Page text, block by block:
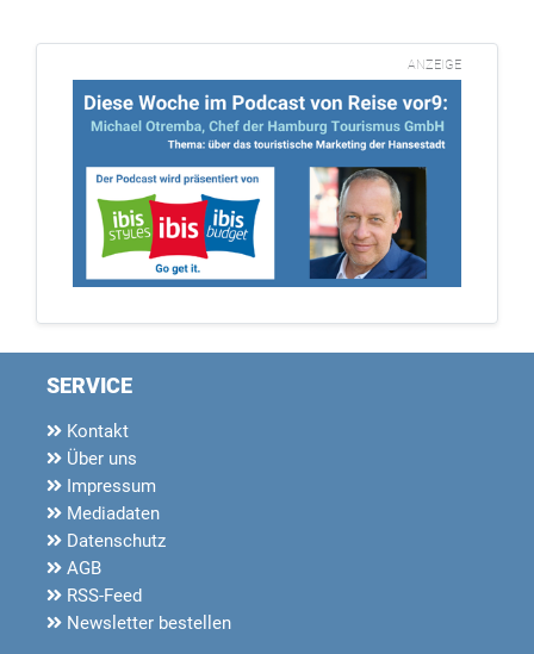
ANZEIGE
SERVICE
Kontakt
Über uns
Impressum
Mediadaten
Datenschutz
AGB
RSS-Feed
Newsletter bestellen